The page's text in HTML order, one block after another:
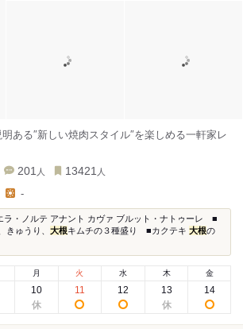
ある″新しい焼肉スタイル″を楽しめる一軒家レ
201 人 13421 人
-
・ノルテ アナント カヴァ ブルット・ナトゥーレ ■
きゅうり、 大根キムチの３種盛り ■カクテキ 大根の
月
10
火
11
水
12
木
13
金
14